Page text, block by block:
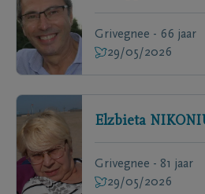
Grivegnee - 66 jaar
29/05/2026
Elzbieta
Grivegnee - 81 jaar
29/05/2026